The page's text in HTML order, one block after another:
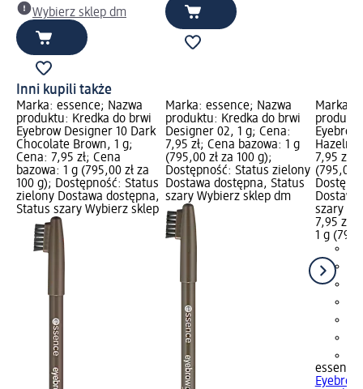
Wybierz sklep dm
Inni kupili także
Marka: essence; Nazwa
produktu: Kredka do brwi
Eyebrow Designer 10 Dark
Chocolate Brown, 1 g;
Cena: 7,95 zł; Cena
bazowa: 1 g (795,00 zł za
100 g); Dostępność: Status
zielony Dostawa dostępna,
Status szary Wybierz sklep
Marka: essence; Nazwa
produktu: Kredka do brwi
Designer 02, 1 g; Cena:
7,95 zł; Cena bazowa: 1 g
(795,00 zł za 100 g);
Dostępność: Status zielony
Dostawa dostępna, Status
szary Wybierz sklep dm
Marka:
7,95 zł;
(795,00
szary
7,95 zł
1 g
essence